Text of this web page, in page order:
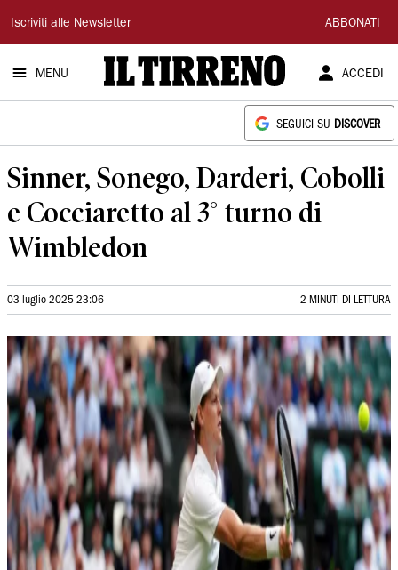
Il
Tirreno
Iscriviti alle Newsletter ABBONATI
MENU ACCEDI
SEGUICI SU DISCOVER
Sinner, Sonego, Darderi, Cobolli
e Cocciaretto al 3° turno di
Wimbledon
03 luglio 2025 23:06 2 MINUTI DI LETTURA